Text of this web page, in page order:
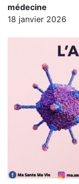
médecine
18 janvier 2026